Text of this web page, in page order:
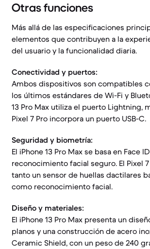
Otras funciones
Más allá de las especificaciones
elementos que contribuyen a la
del usuario y la funcionalidad diaria.
Conectividad y puertos:
Ambos dispositivos son compatibles
los últimos estándares de Wi-Fi y
13 Pro Max utiliza el puerto Lightning,
Pixel 7 Pro incorpora un puerto USB-C.
Seguridad y biometría:
El iPhone 13 Pro Max se basa en Face
reconocimiento facial seguro. El Pixel
tanto un sensor de huellas dactilares
como reconocimiento facial.
Diseño y materiales:
El iPhone 13 Pro Max presenta un
planos y una construcción de acero
Ceramic Shield, con un peso de 240